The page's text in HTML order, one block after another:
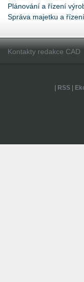
Plánování a řízení
Správa majetku a
Kontakty redakce CAD
RSS|